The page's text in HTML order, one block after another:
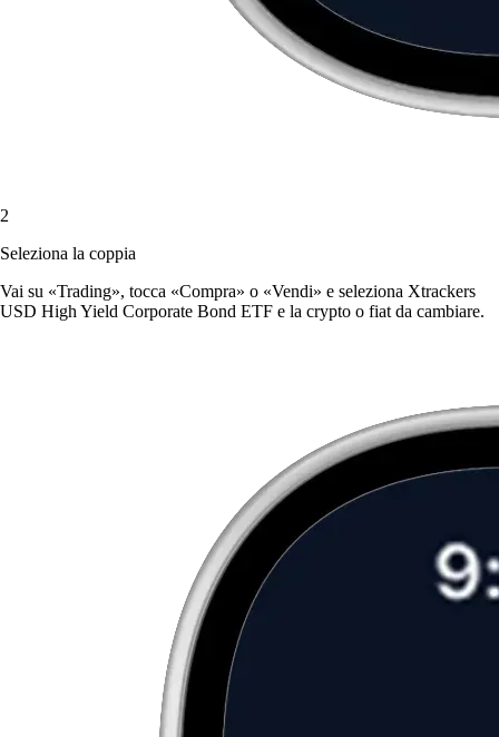
2
Seleziona la coppia
Vai su «Trading», tocca «Compra» o «Vendi» e seleziona Xtrackers
USD High Yield Corporate Bond ETF e la crypto o fiat da cambiare.